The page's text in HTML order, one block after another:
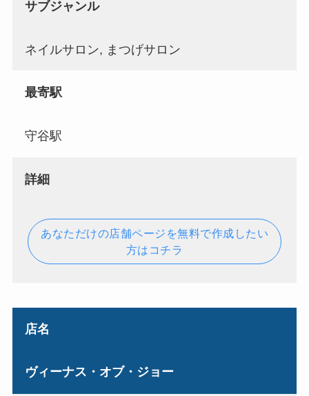
サブジャンル
ネイルサロン, まつげサロン
最寄駅
守谷駅
詳細
あなただけの店舗ページを無料で作成したい
方はコチラ
店名
ヴィーナス・オブ・ジョー